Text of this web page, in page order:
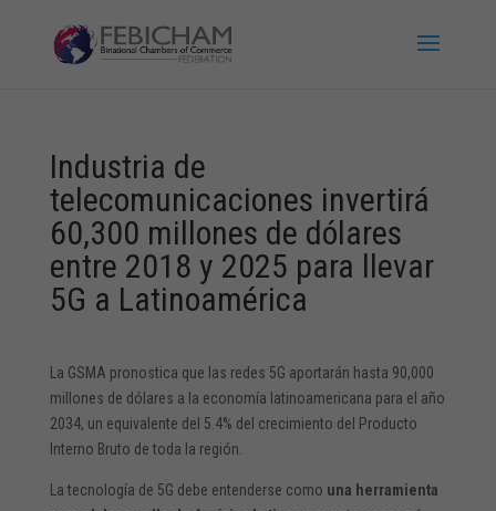
Industria de
telecomunicaciones invertirá
60,300 millones de dólares
entre 2018 y 2025 para llevar
5G a Latinoamérica
La GSMA pronostica que las redes 5G aportarán hasta 90,000
millones de dólares a la economía latinoamericana para el año
2034, un equivalente del 5.4% del crecimiento del Producto
Interno Bruto de toda la región.
La tecnología de 5G debe entenderse como una herramienta